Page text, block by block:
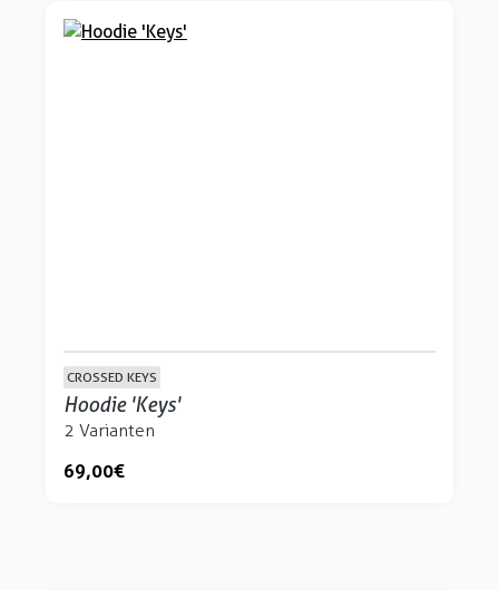
CROSSED KEYS
Hoodie 'Keys'
2 Varianten
69,00 €